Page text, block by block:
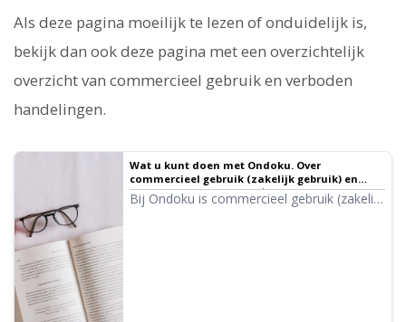
Als deze pagina moeilijk te lezen of onduidelijk is,
bekijk dan ook deze pagina met een overzichtelijk
overzicht van commercieel gebruik en verboden
handelingen.
Wat u kunt doen met Ondoku. Over
commercieel gebruik (zakelijk gebruik) en
verboden handelingen. ｜ Tekst-naar-spraak
software Ondoku
Bij Ondoku is commercieel gebruik (zakelijk